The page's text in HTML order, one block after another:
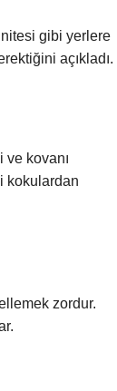
gibi yerlere
açıkladı.
ve kovanı
kokulardan
zordur.